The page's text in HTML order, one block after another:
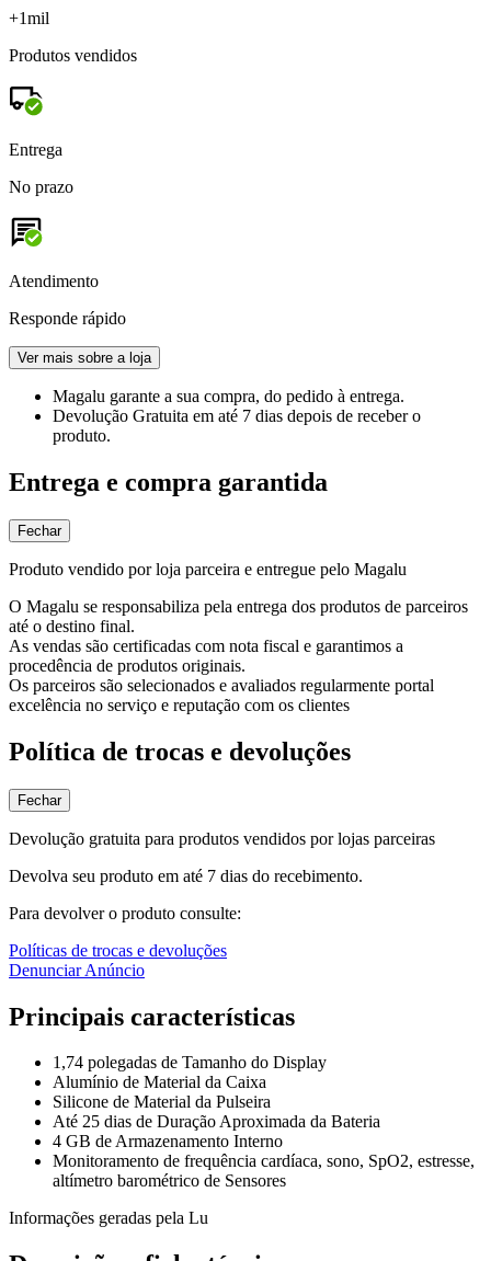
+1mil
Produtos vendidos
Entrega
No prazo
Atendimento
Responde rápido
Ver mais sobre a loja
Magalu garante a sua compra, do pedido à entrega.
Devolução Gratuita em até 7 dias depois de receber o
produto.
Entrega e compra garantida
Fechar
Produto vendido por loja parceira e entregue pelo Magalu
O Magalu se responsabiliza pela entrega dos produtos de parceiros
até o destino final.
As vendas são certificadas com nota fiscal e garantimos a
procedência de produtos originais.
Os parceiros são selecionados e avaliados regularmente portal
excelência no serviço e reputação com os clientes
Política de trocas e devoluções
Fechar
Devolução gratuita para produtos vendidos por lojas parceiras
Devolva seu produto em até 7 dias do recebimento.
Para devolver o produto consulte:
Políticas de trocas e devoluções
Denunciar Anúncio
Principais características
1,74 polegadas de Tamanho do Display
Alumínio de Material da Caixa
Silicone de Material da Pulseira
Até 25 dias de Duração Aproximada da Bateria
4 GB de Armazenamento Interno
Monitoramento de frequência cardíaca, sono, SpO2, estresse,
altímetro barométrico de Sensores
Informações geradas pela Lu